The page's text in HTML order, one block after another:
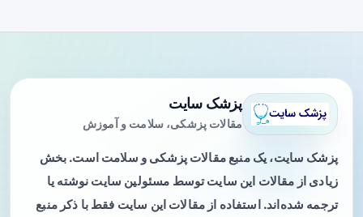
پزشک سایت
مقالات پزشکی، سلامت و آموزش
پزشک سایت، یک منبع مقالات پزشکی و سلامت است. بخش
زیادی از مقالات این سایت توسط مسئولین سایت نوشته یا
ترجمه شده‌اند. استفاده از مقالات این سایت فقط با ذکر منبع